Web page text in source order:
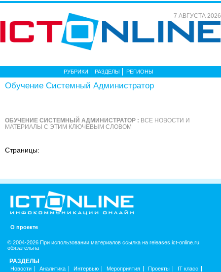
7 АВГУСТА 2026
РУБРИКИ РАЗДЕЛЫ РЕГИОНЫ
Обучение Системный Администратор
ОБУЧЕНИЕ СИСТЕМНЫЙ АДМИНИСТРАТОР : ВСЕ НОВОСТИ И
МАТЕРИАЛЫ С ЭТИМ КЛЮЧЕВЫМ СЛОВОМ
Страницы:
О проекте
© 2004-2026 При использовании материалов ссылка на releases.ict-online.ru
обязательна
РАЗДЕЛЫ
Новости Аналитика Интервью Мероприятия Проекты
IT класс